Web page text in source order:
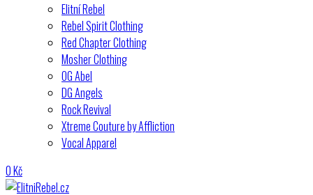
Elitní Rebel
Rebel Spirit Clothing
Red Chapter Clothing
Mosher Clothing
OG Abel
DG Angels
Rock Revival
Xtreme Couture by Affliction
Vocal Apparel
0Kč